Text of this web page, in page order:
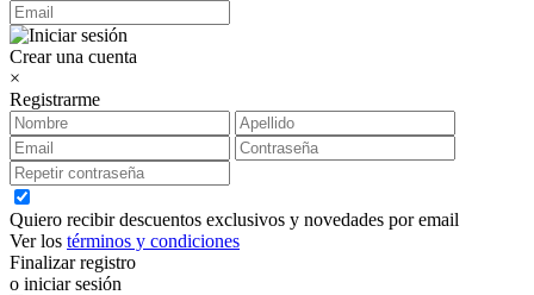
Crear una cuenta
×
Registrarme
Quiero recibir descuentos exclusivos y novedades por email
Ver los términos y condiciones
Finalizar registro
o iniciar sesión